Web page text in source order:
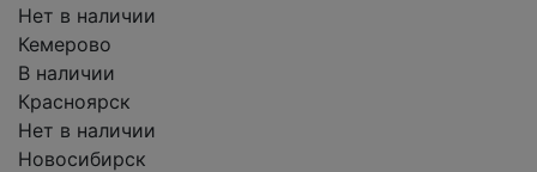
Нет в наличии
Кемерово
В наличии
Красноярск
Нет в наличии
Новосибирск